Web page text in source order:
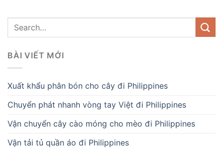
BÀI VIẾT MỚI
Xuất khẩu phân bón cho cây đi Philippines
Chuyển phát nhanh vòng tay Việt đi Philippines
Vận chuyển cây cào móng cho mèo đi Philippines
Vận tải tủ quần áo đi Philippines